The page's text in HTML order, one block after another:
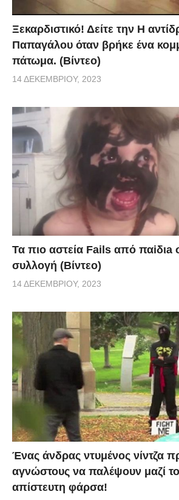
Ξεκαρδιστικό! Δείτε την Η
Παπαγάλου όταν βρήκε ένα
πάτωμα. (Βίντεο)
14 ΔΕΚΕΜΒΡΊΟΥ, 2023
Τα πιο αστεία Fails από παiδιa
συλλογή (Βίντεο)
14 ΔΕΚΕΜΒΡΊΟΥ, 2023
Ένας άνδρας ντυμένος νίντζα
αγνώστους να παλέψουν μαζί
απίστευτη φάρσα!